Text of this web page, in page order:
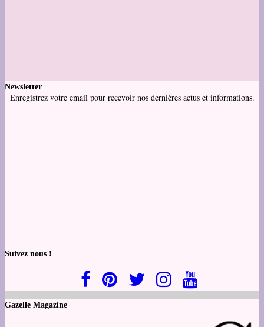
Newsletter
Enregistrez votre email pour recevoir nos dernières actus et informations.
Suivez nous !
Gazelle Magazine